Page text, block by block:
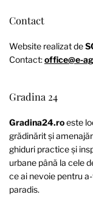
Contact
Website realizat de
Contact:office@e-
Gradina 24
Gradina24.roeste
grădinărit și
ghiduri practice și
urbane până la cele
ce ai nevoie pentru
paradis.